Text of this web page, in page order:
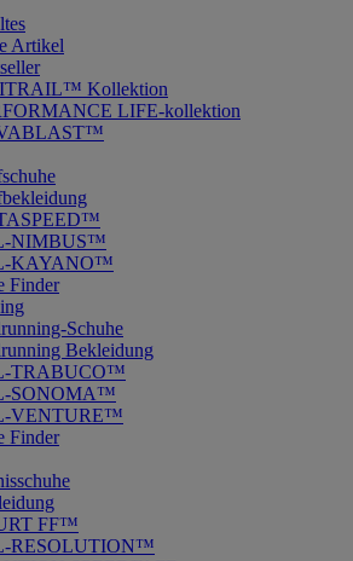
Artikel
Kollektion
LIFE-kollektion
NIMBUS™
KAYANO™
Finder
Schuhe
Bekleidung
TRABUCO™
SONOMA™
VENTURE™
Finder
FF™
RESOLUTION™